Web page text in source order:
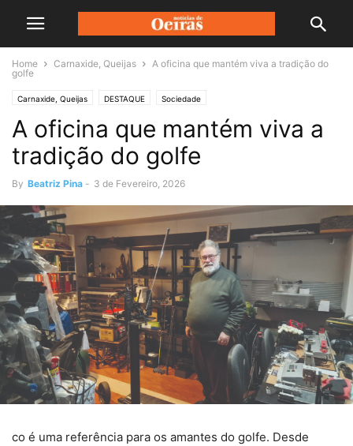
Home Carnaxide, Queijas
A oficina que mantém viva a tradição do
golfe
Carnaxide, Queijas DESTAQUE Sociedade
A oficina que mantém viva a
tradição do golfe
By Beatriz Pina - 3 de Fevereiro, 2026
co é uma referência para os amantes do golfe. Desde